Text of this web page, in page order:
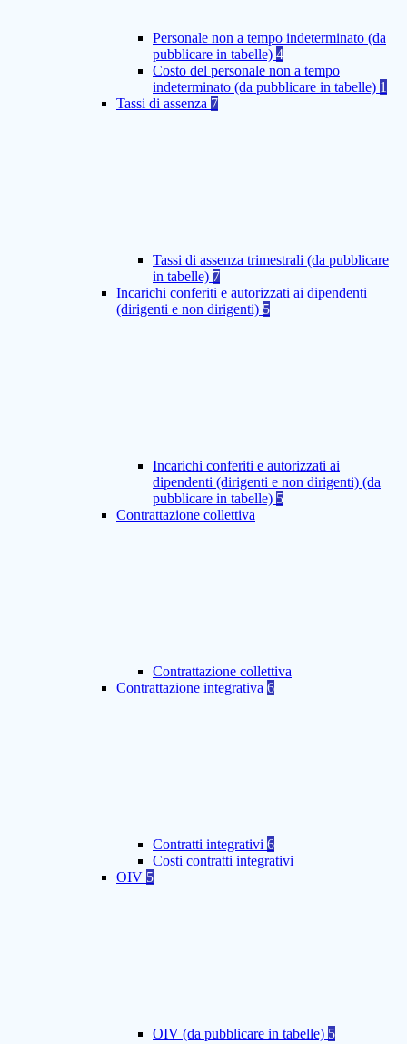
Personale non a tempo indeterminato (da
pubblicare in tabelle) 4
Costo del personale non a tempo
indeterminato (da pubblicare in tabelle) 1
Tassi di assenza 7
Tassi di assenza trimestrali (da pubblicare
in tabelle) 7
Incarichi conferiti e autorizzati ai dipendenti
(dirigenti e non dirigenti) 5
Incarichi conferiti e autorizzati ai
dipendenti (dirigenti e non dirigenti) (da
pubblicare in tabelle) 5
Contrattazione collettiva
Contrattazione collettiva
Contrattazione integrativa 6
Contratti integrativi 6
Costi contratti integrativi
OIV 5
OIV (da pubblicare in tabelle) 5